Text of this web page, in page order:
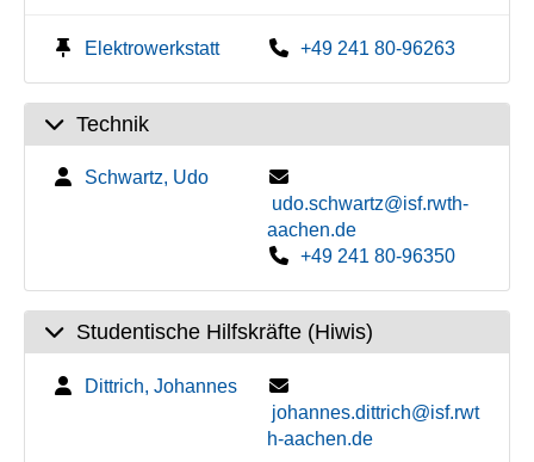
Elektrowerkstatt +49 241 80-96263
Technik
Schwartz, Udo
udo.schwartz@isf.rwth-
aachen.de
+49 241 80-96350
Studentische Hilfskräfte (Hiwis)
Dittrich, Johannes
johannes.dittrich@isf.rwt
h-aachen.de